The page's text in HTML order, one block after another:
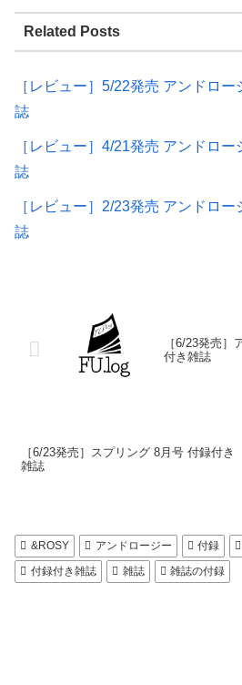
Related Posts
［レビュー］5/22発売 アンドロ
誌
［レビュー］4/21発売 アンドロ
誌
［レビュー］2/23発売 アンドロ
誌
［6/23発売
付き雑誌
［6/23発売］スプリング 8月号 付録付き
雑誌
&ROSY アンドロージー 付録
付録付き雑誌
雑誌 雑誌の付録